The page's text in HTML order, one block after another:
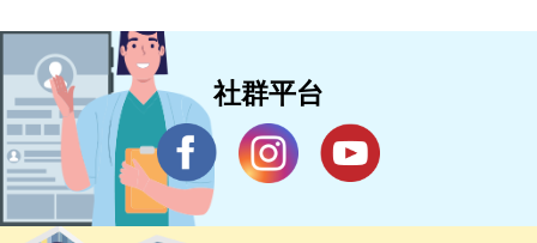
社群平台